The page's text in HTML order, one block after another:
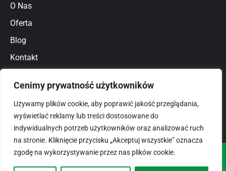
Cenimy prywatność użytkowników
Używamy plików cookie, aby poprawić jakość przeglądania,
wyświetlać reklamy lub treści dostosowane do
indywidualnych potrzeb użytkowników oraz analizować ruch
na stronie. Kliknięcie przycisku „Akceptuj wszystkie” oznacza
zgodę na wykorzystywanie przez nas plików cookie.
O Nas
Oferta
Blog
Kontakt
Polityka prywatności
© 2026domlux.plZaprojektowany przez: